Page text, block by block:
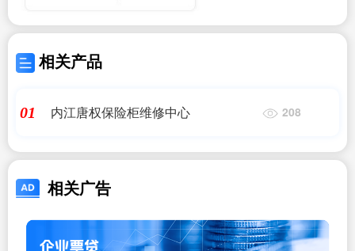
相关产品
01 内江唐权保险柜维修中心 208
相关广告